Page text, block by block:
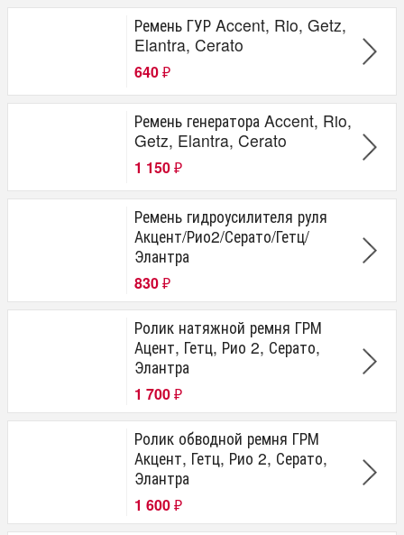
Ремень ГУР Accent, Rio, Getz,
Elantra, Cerato
640 ₽
Ремень генератора Accent, Rio,
Getz, Elantra, Cerato
1 150 ₽
Ремень гидроусилителя руля
Акцент/Рио2/Серато/Гетц/
Элантра
830 ₽
Ролик натяжной ремня ГРМ
Ацент, Гетц, Рио 2, Серато,
Элантра
1 700 ₽
Ролик обводной ремня ГРМ
Акцент, Гетц, Рио 2, Серато,
Элантра
1 600 ₽